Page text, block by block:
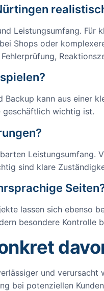
Leistungsumfang.
Shops oder
kann aus einer
geschäftlich wichtig ist.
Leistungsumfang.
sind klare
lassen sich ebenso
besondere Kontrolle
und
bei potenziellen